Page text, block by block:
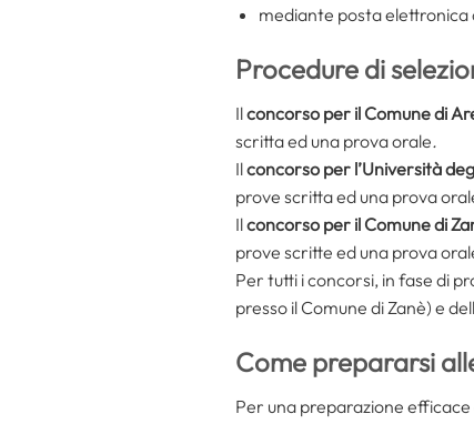
mediante posta
Procedure di
Ilconcorso per il Comune di
scritta ed una prova orale.
Ilconcorso per l’Università
prove scritta ed una prova
Ilconcorso per il Comune di
prove scritte ed una prova
Per tutti i concorsi, in fase di
presso il Comune di Zanè) e
Come prepararsi
Per una preparazione efficace